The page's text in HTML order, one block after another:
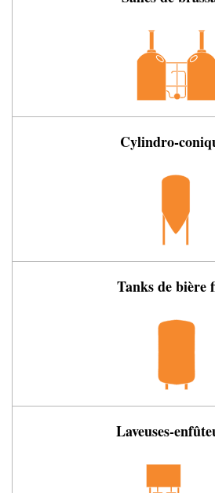
Cylindro-
Tanks de bière
Laveuses-